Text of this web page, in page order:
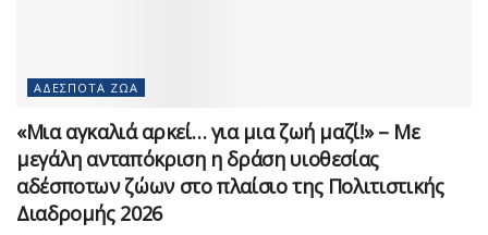
ΑΔΈΣΠΟΤΑ ΖΏΑ
«Μια αγκαλιά αρκεί… για μια ζωή μαζί!» – Με
μεγάλη ανταπόκριση η δράση υιοθεσίας
αδέσποτων ζώων στο πλαίσιο της Πολιτιστικής
Διαδρομής 2026